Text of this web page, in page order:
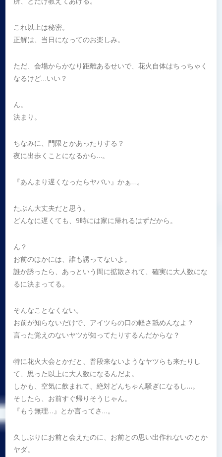
これ以上は秘密。
正解は、当日になってのお楽しみ。
ただ、会場からかなり距離あるせいで、花火自体はちっちゃく
なるけど…いい？
ん。
決まり。
ちなみに、門限とかあったりする？
夜に出歩くことになるから…。
『あんまり遅くなったらヤバい』かぁ…。
たぶん大丈夫だと思う。
どんなに遅くても、9時には家に帰れるはずだから。
ん？
お前のほかには、誰も誘ってないよ。
誰か誘ったら、あっという間に拡散されて、確実に大人数にな
るに決まってる。
そんなことなくない。
お前が知らないだけで、アイツらの口の軽さ舐めんなよ？
言った覚えのないヤツが知ってたりするんだからな？
特に花火大会とかだと、普段来ないようなヤツらも来たりし
て、思った以上に大人数になるんだよ。
しかも、空気に飲まれて、絶対どんちゃん騒ぎになるし…。
そしたら、お前すぐ帰りそうじゃん。
『もう無理…』とか言ってさ…。
久しぶりにお前と会えたのに、お前との思い出作れないのとか
ヤダ。